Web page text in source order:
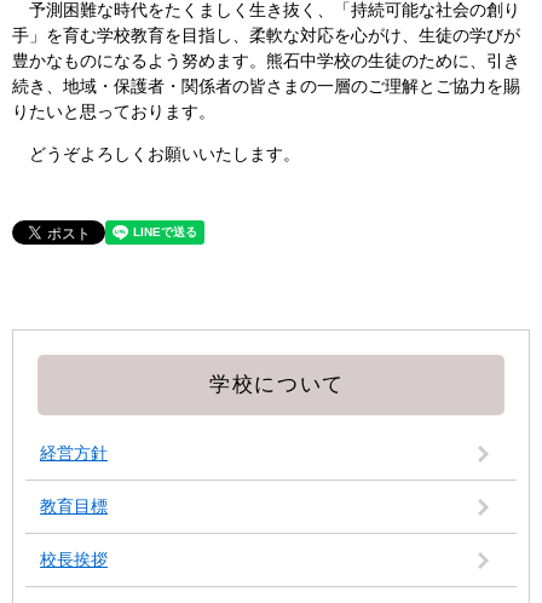
予測困難な時代をたくましく生き抜く、「持続可能な社会の創り
手」を育む学校教育を目指し、柔軟な対応を心がけ、生徒の学びが
豊かなものになるよう努めます。熊石中学校の生徒のために、引き
続き、地域・保護者・関係者の皆さまの一層のご理解とご協力を賜
りたいと思っております。
どうぞよろしくお願いいたします。
学校について
経営方針
教育目標
校長挨拶